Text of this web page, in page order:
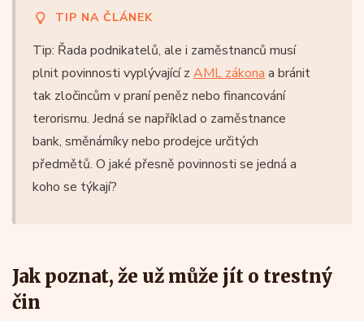
TIP NA ČLÁNEK
Tip: Řada podnikatelů, ale i zaměstnanců musí
plnit povinnosti vyplývající z AML zákona a bránit
tak zločincům v praní peněz nebo financování
terorismu. Jedná se například o zaměstnance
bank, směnárníky nebo prodejce určitých
předmětů. O jaké přesně povinnosti se jedná a
koho se týkají?
Jak poznat, že už může jít o trestný
čin